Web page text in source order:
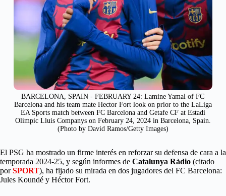
BARCELONA, SPAIN - FEBRUARY 24: Lamine Yamal of FC
Barcelona and his team mate Hector Fort look on prior to the LaLiga
EA Sports match between FC Barcelona and Getafe CF at Estadi
Olimpic Lluis Companys on February 24, 2024 in Barcelona, Spain.
(Photo by David Ramos/Getty Images)
El PSG ha mostrado un firme interés en reforzar su defensa de cara a la
temporada 2024-25, y según informes de Catalunya Ràdio (citado
por SPORT), ha fijado su mirada en dos jugadores del FC Barcelona:
Jules Koundé y Héctor Fort.